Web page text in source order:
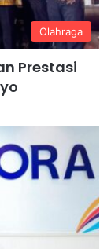
Olahraga
Prestasi